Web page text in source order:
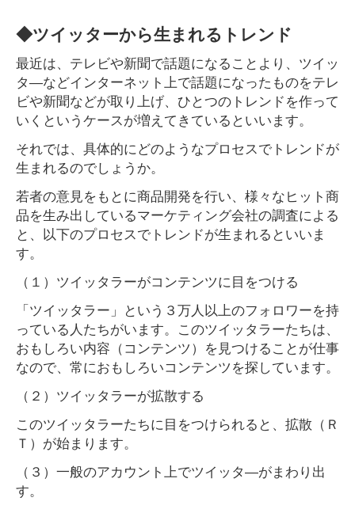
◆ツイッターから生まれるトレンド
最近は、テレビや新聞で話題になることより、ツイッ
タ―などインターネット上で話題になったものをテレ
ビや新聞などが取り上げ、ひとつのトレンドを作って
いくというケースが増えてきているといいます。
それでは、具体的にどのようなプロセスでトレンドが
生まれるのでしょうか。
若者の意見をもとに商品開発を行い、様々なヒット商
品を生み出しているマーケティング会社の調査による
と、以下のプロセスでトレンドが生まれるといいま
す。
（１）ツイッタラーがコンテンツに目をつける
「ツイッタラー」という３万人以上のフォロワーを持
っている人たちがいます。このツイッタラーたちは、
おもしろい内容（コンテンツ）を見つけることが仕事
なので、常におもしろいコンテンツを探しています。
（２）ツイッタラーが拡散する
このツイッタラーたちに目をつけられると、拡散（Ｒ
Ｔ）が始まります。
（３）一般のアカウント上でツイッタ―がまわり出
す。